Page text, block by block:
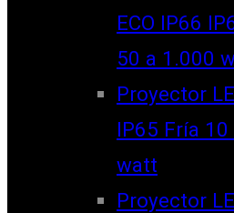
ECO IP66
50 a 1.000
Proyector
IP65 Fría
watt
Proyector